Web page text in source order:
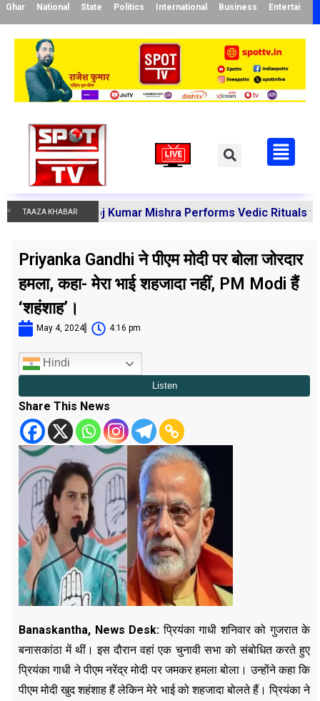
Ghar National State Politics International Business
TAAZA KHABAR
Manoj Kumar Mishra Performs Vedic Rituals for the
Priyanka Gandhi ने पीएम मोदी पर बोला जोरदार
हमला, कहा- मेरा भाई शहजादा नहीं, PM Modi हैं
‘शहंशाह’।
May 4, 2024 4:16 pm
Hindi
Share This News
Banaskantha, News Desk: प्रियंका गाधी शनिवार को गुजरात के
बनासकांठा में थीं। इस दौरान वहां एक चुनावी सभा को संबोधित करते हुए
प्रियंका गाधी ने पीएम नरेंद्र मोदी पर जमकर हमला बोला। उन्होंने कहा कि
पीएम मोदी खुद शहंशाह हैं लेकिन मेरे भाई को शहजादा बोलते हैं। प्रियंका ने